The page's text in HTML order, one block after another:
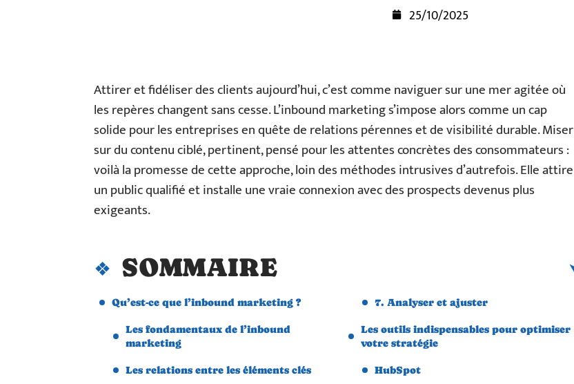
25/10/2025
Attirer et fidéliser des clients aujourd’hui, c’est comme naviguer sur une mer agitée où
les repères changent sans cesse. L’inbound marketing s’impose alors comme un cap
solide pour les entreprises en quête de relations pérennes et de visibilité durable. Miser
sur du contenu ciblé, pertinent, pensé pour les attentes concrètes des consommateurs :
voilà la promesse de cette approche, loin des méthodes intrusives d’autrefois. Elle attire
un public qualifié et installe une vraie connexion avec des prospects devenus plus
exigeants.
SOMMAIRE
Qu’est-ce que l’inbound marketing ?
Les fondamentaux de l’inbound
marketing
Les relations entre les éléments clés
7. Analyser et ajuster
Les outils indispensables pour optimiser
votre stratégie
HubSpot